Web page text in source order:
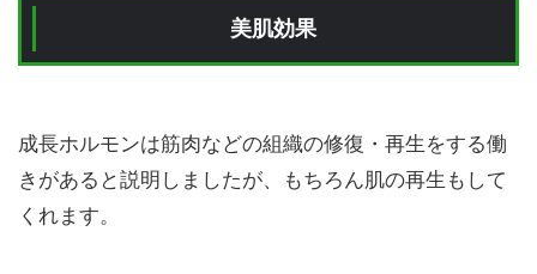
美肌効果
成長ホルモンは筋肉などの組織の修復・再生をする働
きがあると説明しましたが、もちろん肌の再生もして
くれます。